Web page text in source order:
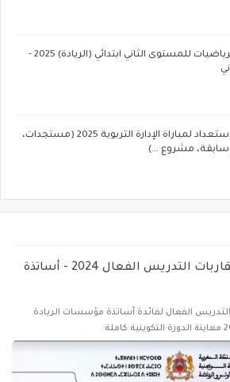
كراسة الرياضيات للمستوى الثاني ابتدائي (الريادة) 2025 -
حقيبة الاستعداد لمباراة الإدارة التربوية 2025 (مستجدات،
مشروع ...)
الدورة التكوينية في مقاربات التدريس الفعال 2024 - أساتذة
التدريس الفعال لفائدة أساتذة مؤسسات الريادة